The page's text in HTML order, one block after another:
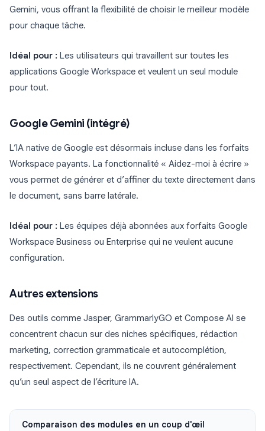
Gemini, vous offrant la flexibilité de choisir le meilleur modèle
pour chaque tâche.
Idéal pour : Les utilisateurs qui travaillent sur toutes les
applications Google Workspace et veulent un seul module
pour tout.
Google Gemini (intégré)
L’IA native de Google est désormais incluse dans les forfaits
Workspace payants. La fonctionnalité « Aidez-moi à écrire »
vous permet de générer et d’affiner du texte directement dans
le document, sans barre latérale.
Idéal pour : Les équipes déjà abonnées aux forfaits Google
Workspace Business ou Enterprise qui ne veulent aucune
configuration.
Autres extensions
Des outils comme Jasper, GrammarlyGO et Compose AI se
concentrent chacun sur des niches spécifiques, rédaction
marketing, correction grammaticale et autocomplétion,
respectivement. Cependant, ils ne couvrent généralement
qu’un seul aspect de l’écriture IA.
Comparaison des modules en un coup d'œil